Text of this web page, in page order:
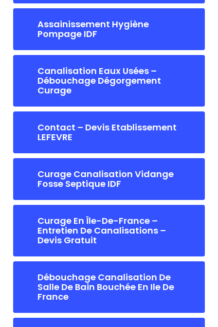
Assainissement Hygiène
Pompage IDF
Canalisation Eaux Usées –
Débouchage Dégorgement
Curage
Contact – Devis Etablissement
LEFEVRE
Curage Canalisation Vidange
Fosse Septique IDF
Curage En Île-De-France –
Entretien De Canalisations –
Devis Gratuit
Débouchage Canalisation De
Salle De Bain Bouchée En Ile De
France